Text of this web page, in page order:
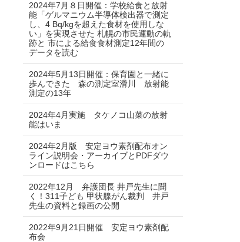
2024年7月８日開催：学校給食と放射
能「ゲルマニウム半導体検出器で測定
し、4 Bq/kgを超えた食材を使用しな
い」を実現させた 札幌の市民運動の軌
跡と 市による給食食材測定12年間の
データを読む
2024年5月13日開催：保育園と一緒に
歩んできた 森の測定室滑川 放射能
測定の13年
2024年4月実施 タケノコ山菜の放射
能はいま
2024年2月版 安定ヨウ素剤配布オン
ライン説明会・アーカイブとPDFダウ
ンロードはこちら
2022年12月 弁護団長 井戸先生に聞
く！311子ども 甲状腺がん裁判 井戸
先生の資料と録画の公開
2022年9月21日開催 安定ヨウ素剤配
布会